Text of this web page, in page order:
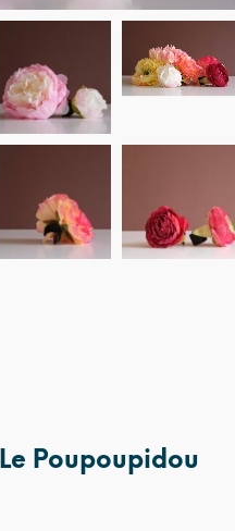
Poupoupidou